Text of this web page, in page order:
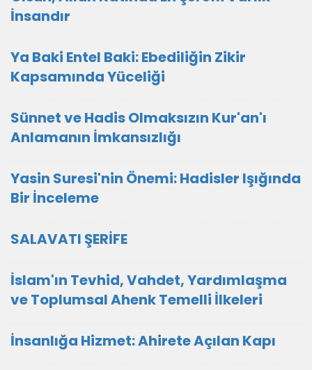
İnsandır
Ya Baki Entel Baki: Ebediliğin Zikir
Kapsamında Yüceliği
Sünnet ve Hadis Olmaksızın Kur'an'ı
Anlamanın İmkansızlığı
Yasin Suresi'nin Önemi: Hadisler Işığında
Bir İnceleme
SALAVATI ŞERİFE
İslam'ın Tevhid, Vahdet, Yardımlaşma
ve Toplumsal Ahenk Temelli İlkeleri
İnsanlığa Hizmet: Ahirete Açılan Kapı